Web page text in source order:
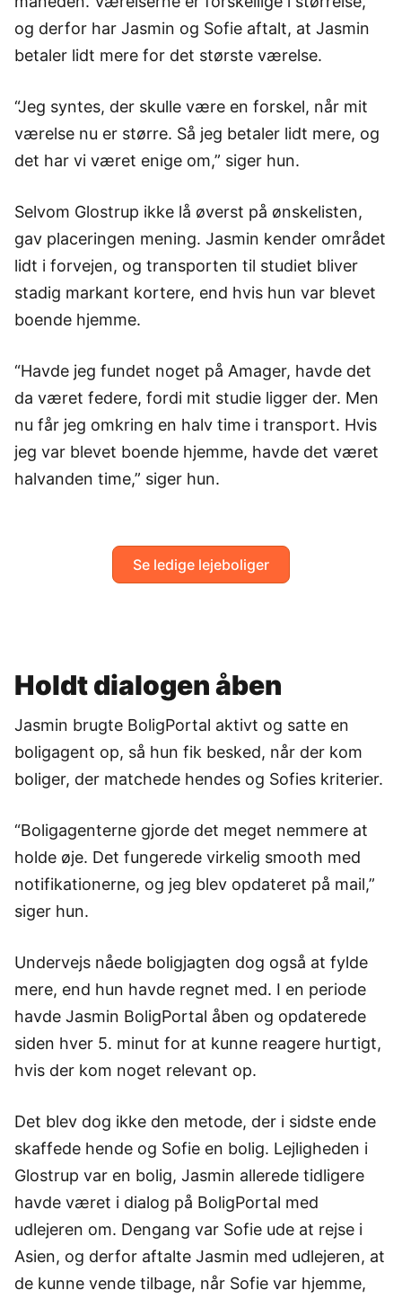
og derfor har Jasmin og Sofie aftalt, at Jasmin
betaler lidt mere for det største værelse.
“Jeg syntes, der skulle være en forskel, når mit
værelse nu er større. Så jeg betaler lidt mere, og
det har vi været enige om,” siger hun.
Selvom Glostrup ikke lå øverst på ønskelisten,
gav placeringen mening. Jasmin kender området
lidt i forvejen, og transporten til studiet bliver
stadig markant kortere, end hvis hun var blevet
boende hjemme.
“Havde jeg fundet noget på Amager, havde det
da været federe, fordi mit studie ligger der. Men
nu får jeg omkring en halv time i transport. Hvis
jeg var blevet boende hjemme, havde det været
halvanden time,” siger hun.
Se ledige lejeboliger
Holdt dialogen åben
Jasmin brugte BoligPortal aktivt og satte en
boligagent op, så hun fik besked, når der kom
boliger, der matchede hendes og Sofies kriterier.
“Boligagenterne gjorde det meget nemmere at
holde øje. Det fungerede virkelig smooth med
notifikationerne, og jeg blev opdateret på mail,”
siger hun.
Undervejs nåede boligjagten dog også at fylde
mere, end hun havde regnet med. I en periode
havde Jasmin BoligPortal åben og opdaterede
siden hver 5. minut for at kunne reagere hurtigt,
hvis der kom noget relevant op.
Det blev dog ikke den metode, der i sidste ende
skaffede hende og Sofie en bolig. Lejligheden i
Glostrup var en bolig, Jasmin allerede tidligere
havde været i dialog på BoligPortal med
udlejeren om. Dengang var Sofie ude at rejse i
Asien, og derfor aftalte Jasmin med udlejeren, at
de kunne vende tilbage, når Sofie var hjemme,